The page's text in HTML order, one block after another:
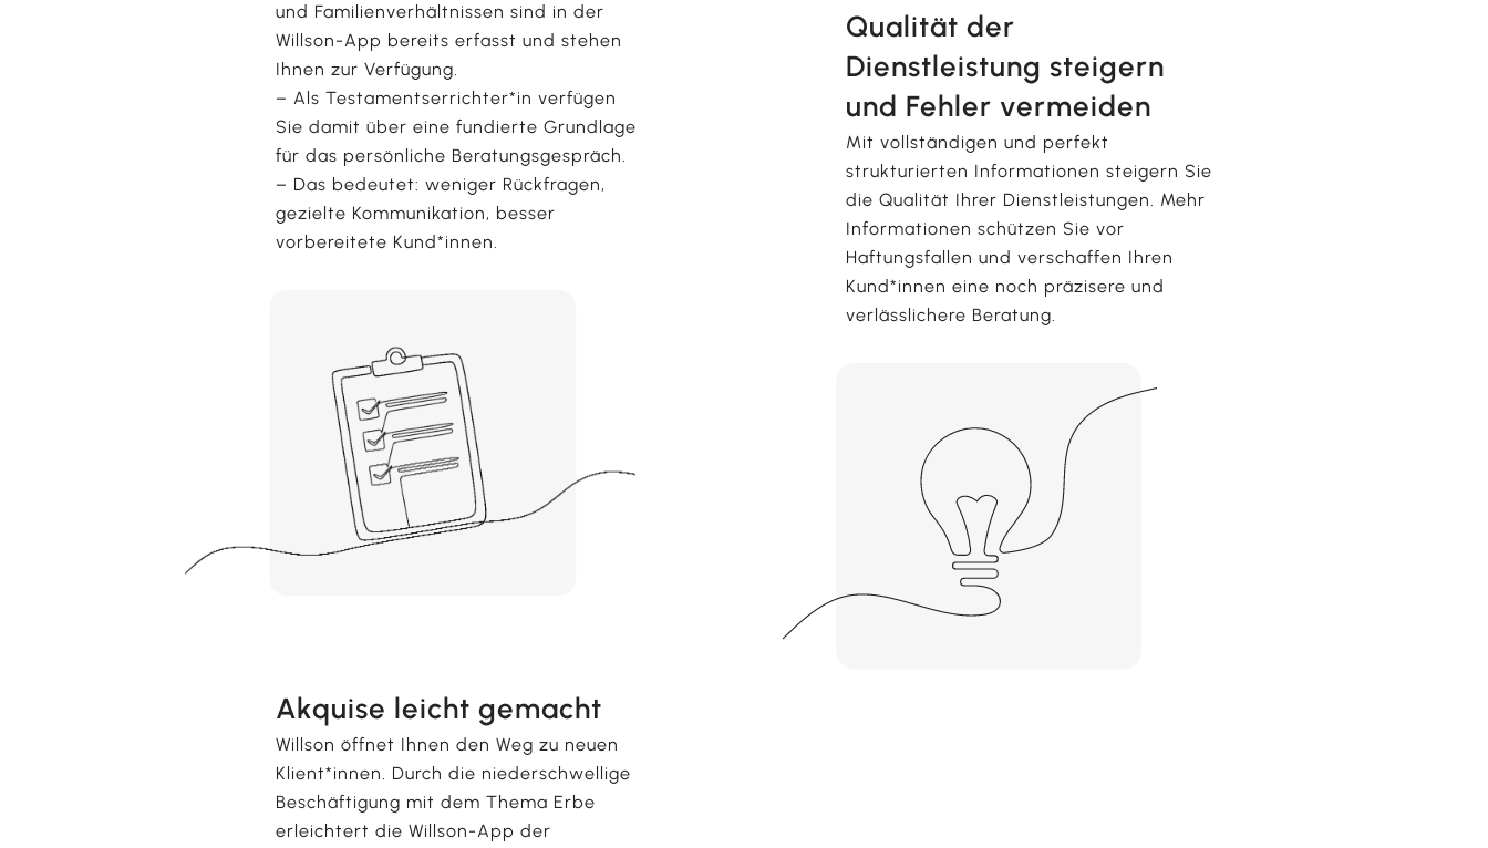
und Familienverhältnissen sind in der
Willson-App bereits erfasst und stehen
Ihnen zur Verfügung.
– Als Testamentserrichter*in verfügen
Sie damit über eine fundierte Grundlage
für das persönliche Beratungsgespräch.
– Das bedeutet: weniger Rückfragen,
gezielte Kommunikation, besser
vorbereitete Kund*innen.
Akquise leicht gemacht
Willson öffnet Ihnen den Weg zu neuen
Klient*innen. Durch die niederschwellige
Beschäftigung mit dem Thema Erbe
erleichtert die Willson-App der
Qualität der
Dienstleistung steigern
und Fehler vermeiden
Mit vollständigen und perfekt
strukturierten Informationen steigern Sie
die Qualität Ihrer Dienstleistungen. Mehr
Informationen schützen Sie vor
Haftungsfallen und verschaffen Ihren
Kund*innen eine noch präzisere und
verlässlichere Beratung.